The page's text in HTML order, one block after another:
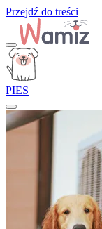
Przejdź do treści
PIES